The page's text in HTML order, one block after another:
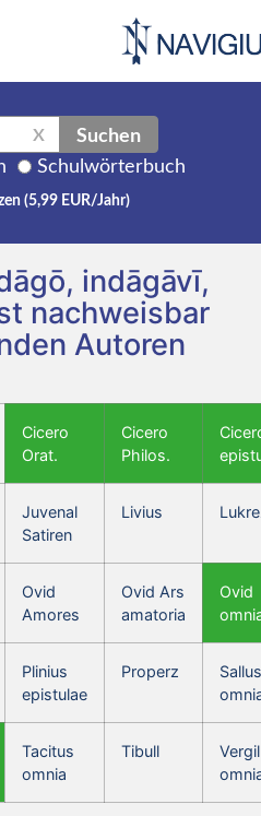
X Suchen
Schulwörterbuch
(5,99 EUR/Jahr)
indāgāvī,
nachweisbar
Autoren
Cicero
Orat.
Cicero
Philos.
Juvenal
Satiren
Livius
Ovid
Amores
Ovid Ars
amatoria
Ovid
Plinius
epistulae
Properz
Tacitus
omnia
Tibull
Vergil